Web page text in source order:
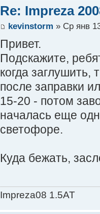
Re: Impreza
kevinstorm » Ср янв
Привет.
Подскажите,
когда заглушить,
после заправки
15-20 - потом
началась еще
светофоре.
Куда бежать,
Impreza08 1.5AT